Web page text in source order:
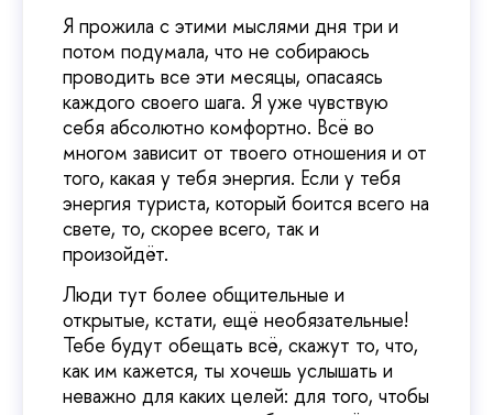
Я прожила с этими мыслями дня три и
потом подумала, что не собираюсь
проводить все эти месяцы, опасаясь
каждого своего шага. Я уже чувствую
себя абсолютно комфортно. Всё во
многом зависит от твоего отношения и от
того, какая у тебя энергия. Если у тебя
энергия туриста, который боится всего на
свете, то, скорее всего, так и
произойдёт.
Люди тут более общительные и
открытые, кстати, ещё необязательные!
Тебе будут обещать всё, скажут то, что,
как им кажется, ты хочешь услышать и
неважно для каких целей: для того, чтобы